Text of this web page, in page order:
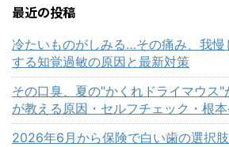
によって波
うか。 特
ても口臭を
える時期な
としてい
スク越し
る」 こう
有の3つの
療が大きく進んでいます。メ
ーとは、金属を使わず、白い
を修復する治療のことです。
2026年6月から、保険診療に
最近の投稿
冷たいものがしみる…その痛み、我慢
する知覚過敏の原因と最新対策
その口臭、夏の"かくれドライマウス
が教える原因・セルフチェック・根
2026年6月から保険で白い歯の選択